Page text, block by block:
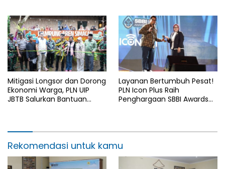
Mitigasi Longsor dan Dorong
Ekonomi Warga, PLN UIP
JBTB Salurkan Bantuan
Layanan Bertumbuh Pesat!
PLN Icon Plus Raih
Penghargaan SBBI Awards
Rekomendasi untuk kamu